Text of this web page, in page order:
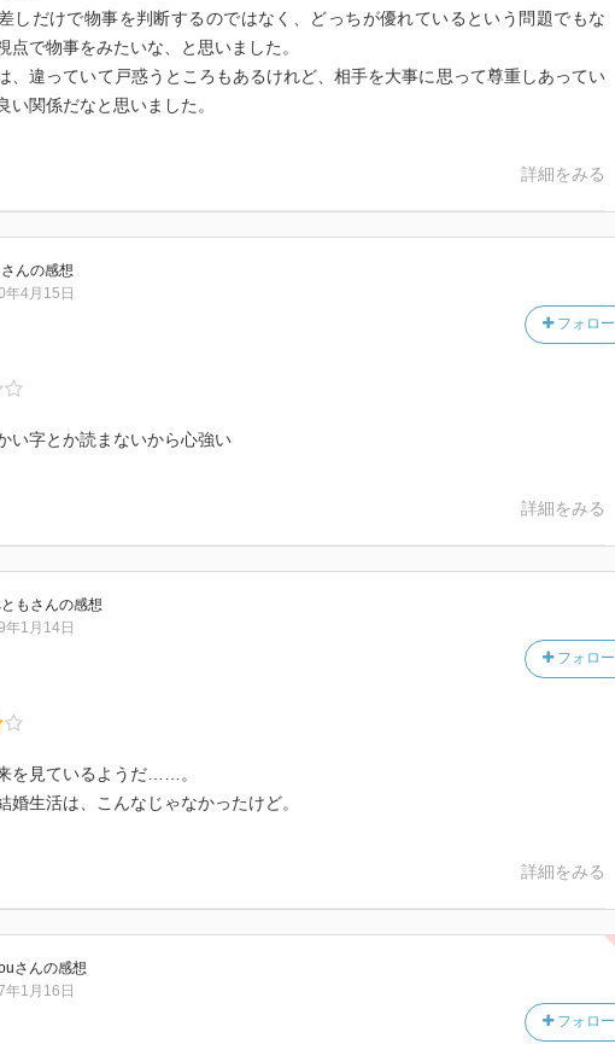
しだけで物事を判断するのではなく、どっちが優れているという問題でもな
点で物事をみたいな、と思いました。
、違っていて戸惑うところもあるけれど、相手を大事に思って尊重しあってい
い関係だなと思いました。
詳細をみる
さんの感想
フォロー
年4月15日
い字とか読まないから心強い
詳細をみる
も さんの感想
フォロー
年1月14日
を見ているようだ……。
婚生活は、こんなじゃなかったけど。
詳細をみる
さんの感想
フォロー
年1月16日